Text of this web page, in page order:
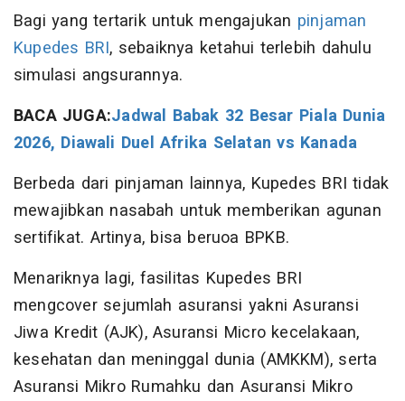
Bagi yang tertarik untuk mengajukan pinjaman
Kupedes BRI, sebaiknya ketahui terlebih dahulu
simulasi angsurannya.
BACA JUGA:Jadwal Babak 32 Besar Piala Dunia
2026, Diawali Duel Afrika Selatan vs Kanada
Berbeda dari pinjaman lainnya, Kupedes BRI tidak
mewajibkan nasabah untuk memberikan agunan
sertifikat. Artinya, bisa beruoa BPKB.
Menariknya lagi, fasilitas Kupedes BRI
mengcover sejumlah asuransi yakni Asuransi
Jiwa Kredit (AJK), Asuransi Micro kecelakaan,
kesehatan dan meninggal dunia (AMKKM), serta
Asuransi Mikro Rumahku dan Asuransi Mikro